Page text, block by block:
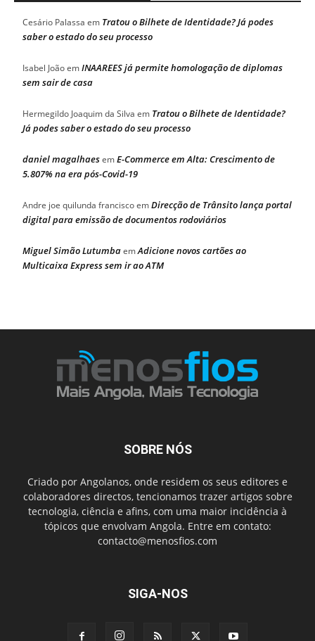
Cesário Palassa em Tratou o Bilhete de Identidade? Já podes
saber o estado do seu processo
Isabel JoãoemINAAREES já permite homologação de diplomas
sem sair de casa
Hermegildo Joaquim da Silva em Tratou o Bilhete de Identidade?
Já podes saber o estado do seu processo
daniel magalhaesemE-Commerce em Alta: Crescimento de
5.807% na era pós-Covid-19
Andre joe quilunda franciscoemDirecção de Trânsito lança portal
digital para emissão de documentos rodoviários
Miguel Simão LutumbaemAdicione novos cartões ao
Multicaixa Express sem ir ao ATM
SOBRE NÓS
Criado por Angolanos, onde residem os seus editores e
colaboradores directos, tencionamos trazer artigos sobre
tecnologia, ciência e afins, com uma maior incidência à
tópicos que envolvam Angola. Entre em contato:
contacto@menosfios.com
SIGA-NOS